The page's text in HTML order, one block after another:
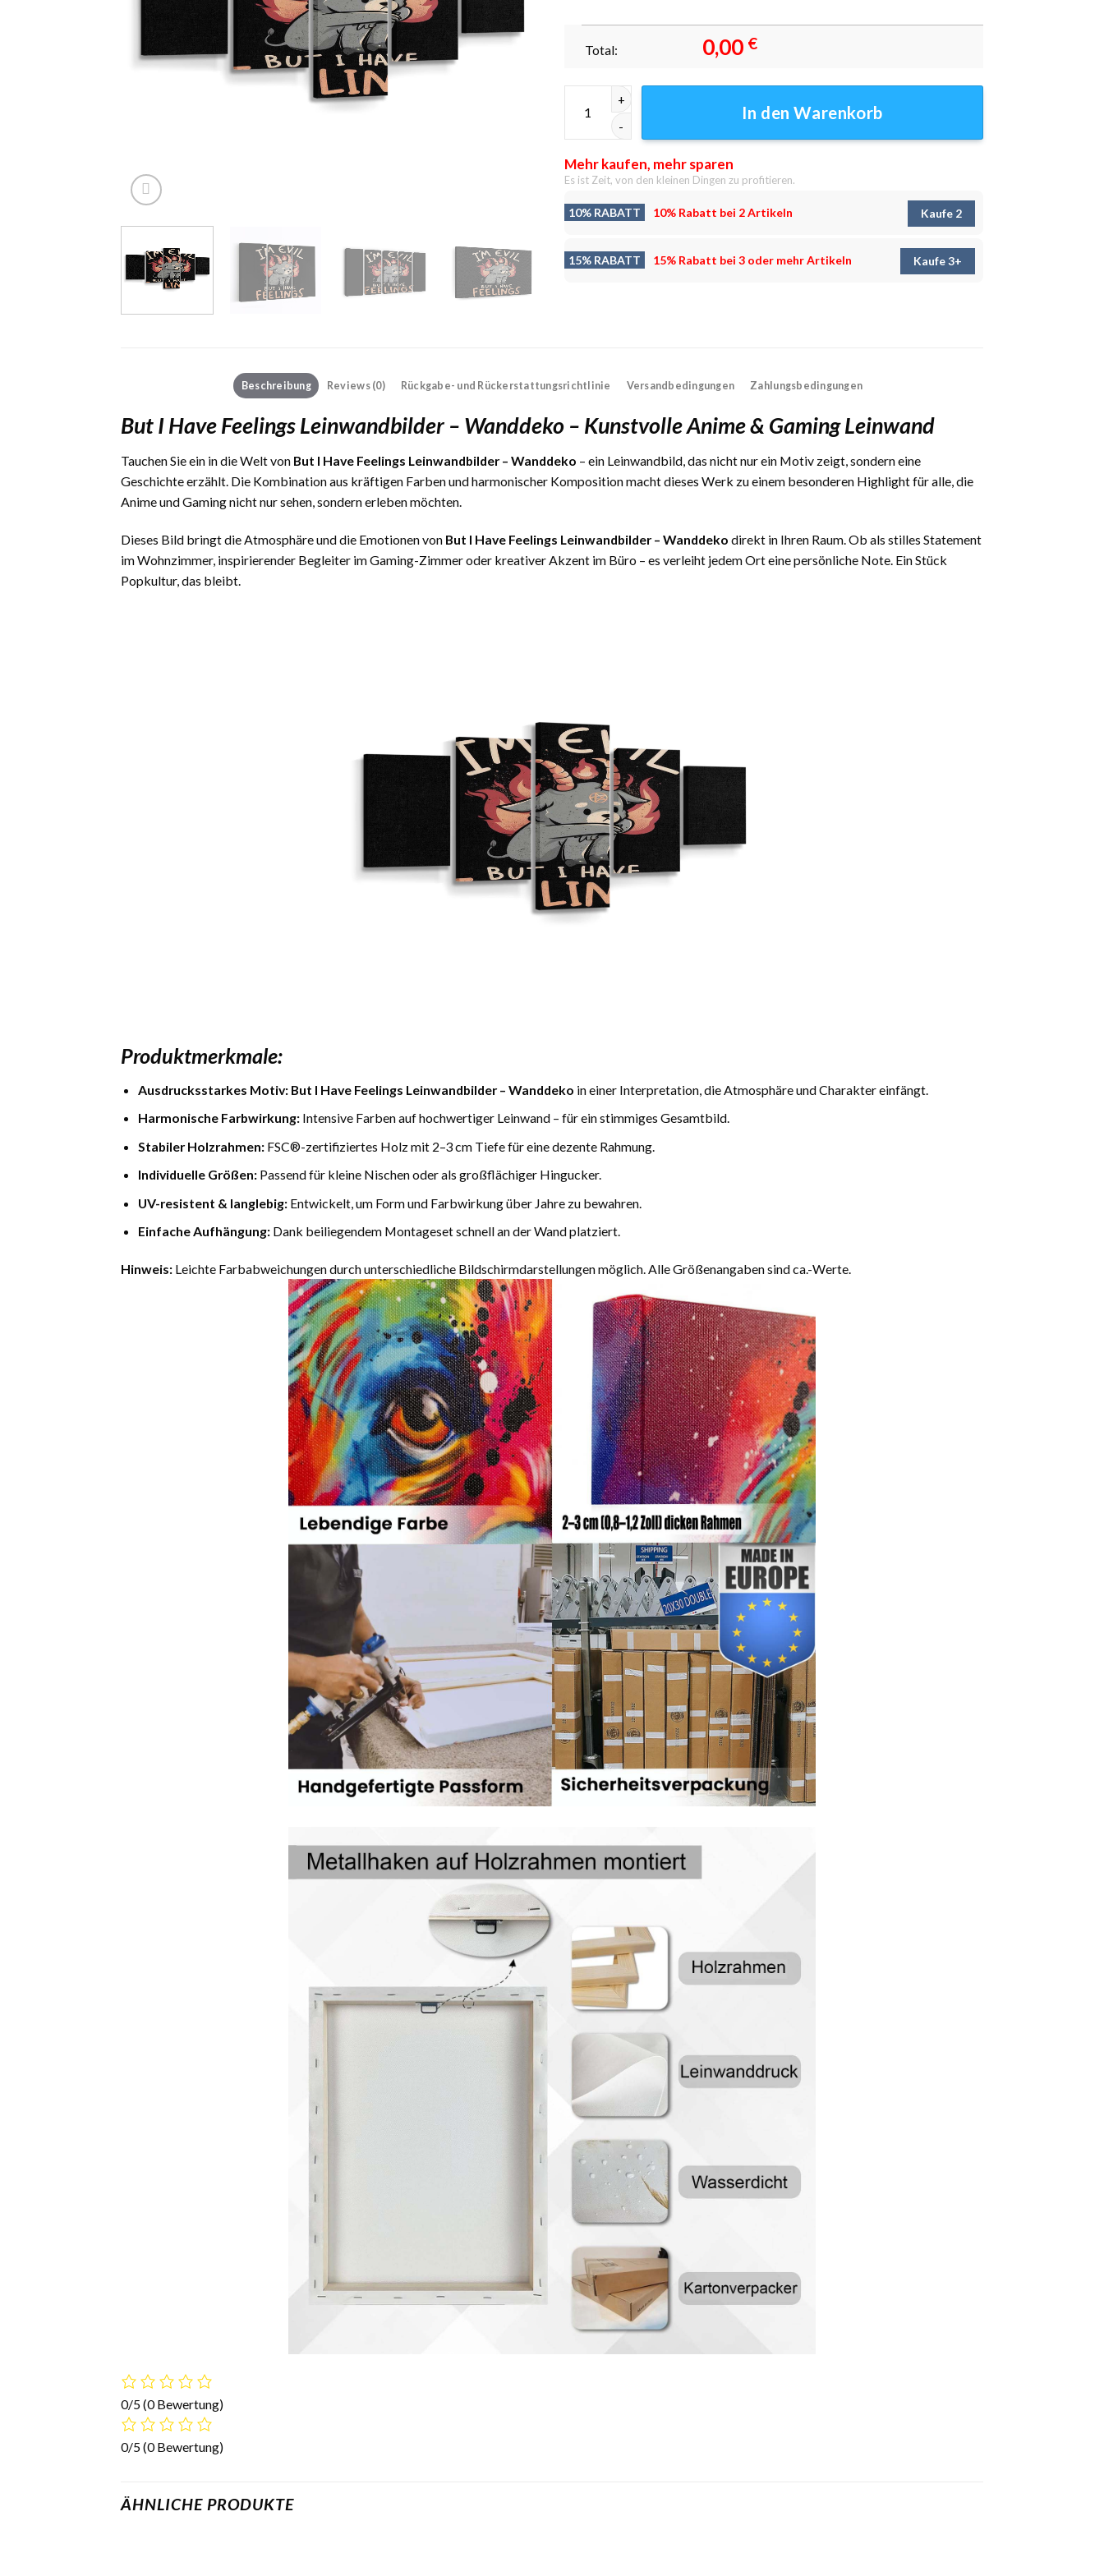
Total: 0,00 €
But I Have Feelings Leinwandbilder - Wanddeko Menge
In den Warenkorb
Mehr kaufen, mehr sparen
Es ist Zeit, von den kleinen Dingen zu profitieren.
10% RABATT 10% Rabatt bei 2 Artikeln Kaufe 2
15% RABATT 15% Rabatt bei 3 oder mehr Artikeln Kaufe 3+
Beschreibung Reviews (0) Rückgabe- und Rückerstattungsrichtlinie Versandbedingungen Zahlungsbedingungen
But I Have Feelings Leinwandbilder – Wanddeko – Kunstvolle Anime & Gaming Leinwand
Tauchen Sie ein in die Welt von But I Have Feelings Leinwandbilder – Wanddeko – ein Leinwandbild, das nicht nur ein Motiv zeigt, sondern eine
Geschichte erzählt. Die Kombination aus kräftigen Farben und harmonischer Komposition macht dieses Werk zu einem besonderen Highlight für alle, die
Anime und Gaming nicht nur sehen, sondern erleben möchten.
Dieses Bild bringt die Atmosphäre und die Emotionen von But I Have Feelings Leinwandbilder – Wanddeko direkt in Ihren Raum. Ob als stilles Statement
im Wohnzimmer, inspirierender Begleiter im Gaming-Zimmer oder kreativer Akzent im Büro – es verleiht jedem Ort eine persönliche Note. Ein Stück
Popkultur, das bleibt.
Produktmerkmale:
Ausdrucksstarkes Motiv: But I Have Feelings Leinwandbilder – Wanddeko in einer Interpretation, die Atmosphäre und Charakter einfängt.
Harmonische Farbwirkung:Intensive Farben auf hochwertiger Leinwand – für ein stimmiges Gesamtbild.
Stabiler Holzrahmen:FSC®-zertifiziertes Holz mit 2–3 cm Tiefe für eine dezente Rahmung.
Individuelle Größen:Passend für kleine Nischen oder als großflächiger Hingucker.
UV-resistent & langlebig:Entwickelt, um Form und Farbwirkung über Jahre zu bewahren.
Einfache Aufhängung:Dank beiliegendem Montageset schnell an der Wand platziert.
Hinweis: Leichte Farbabweichungen durch unterschiedliche Bildschirmdarstellungen möglich. Alle Größenangaben sind ca.-Werte.
0/5(0 Bewertung)
0/5(0 Bewertung)
ÄHNLICHE PRODUKTE